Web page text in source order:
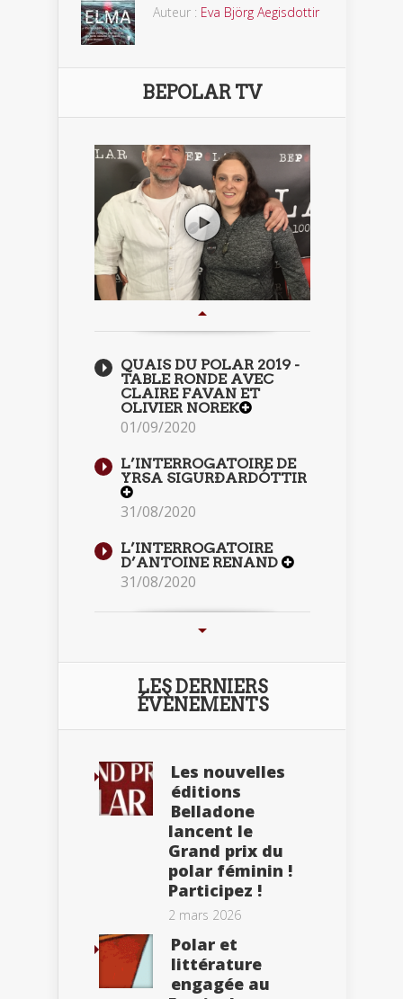
Auteur : Eva Björg Aegisdottir
BEPOLAR TV
QUAIS DU POLAR 2019 -
TABLE RONDE AVEC
CLAIRE FAVAN ET
OLIVIER NOREK
01/09/2020
L’INTERROGATOIRE DE
YRSA SIGURÐARDÓTTIR
31/08/2020
L’INTERROGATOIRE
D’ANTOINE RENAND
31/08/2020
LES DERNIERS
ÉVÈNEMENTS
Les nouvelles
éditions
Belladone
lancent le
Grand prix du
polar féminin !
Participez !
2 mars 2026
Polar et
littérature
engagée au